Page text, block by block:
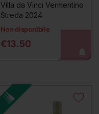
Villa da Vinci Vermentino
Streda 2024
Non disponibile
Regular price
€13.50 avvisami!